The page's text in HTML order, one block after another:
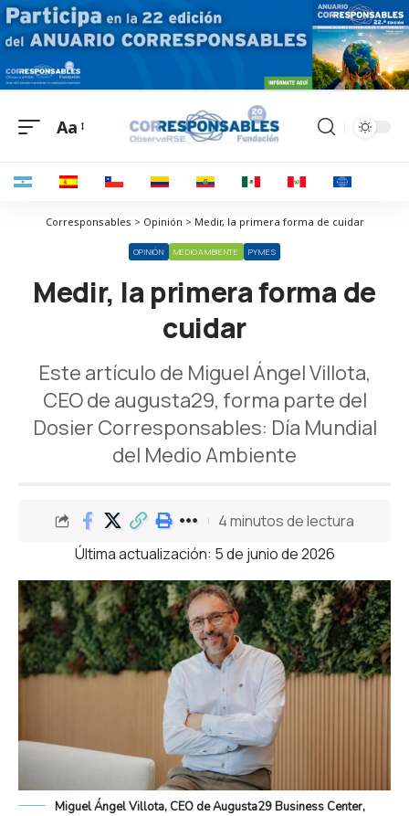
Aa
Corresponsables > Opinión > Medir, la primera forma de cuidar
OPINIÓN MEDIOAMBIENTE PYMES
Medir, la primera forma de
cuidar
Este artículo de Miguel Ángel Villota,
CEO de augusta29, forma parte del
Dosier Corresponsables: Día Mundial
del Medio Ambiente
Última actualización: 5 de junio de 2026
4 minutos de lectura
Miguel Ángel Villota, CEO de Augusta29 Business Center,